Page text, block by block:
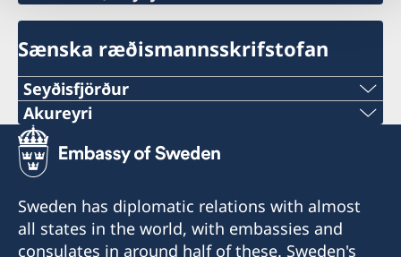
Sænska ræðismannsskrifstofan
Seyðisfjörður
Fossgata 4
710 Seyðisfjörður
Hanna Christel Sigurkarlsdóttir
Akureyri
Munkaþverárstræti 3,
600 Akureyri
Konsúll
Sweden has diplomatic relations with almost
all states in the world, with embassies and
consulates in around half of these. Sweden's